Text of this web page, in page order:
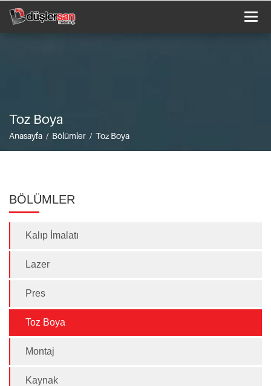
Toz Boya
Anasayfa / Bölümler / Toz Boya
BÖLÜMLER
Kalıp İmalatı
Lazer
Pres
Toz Boya
Montaj
Kaynak